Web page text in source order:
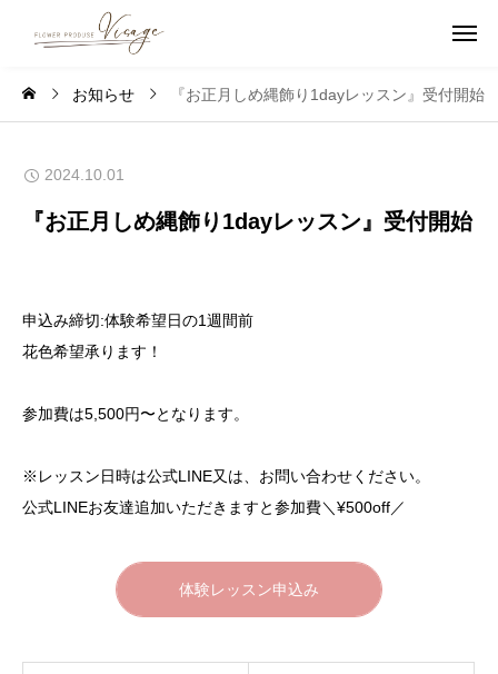
お知らせ 『お正月しめ縄飾り1dayレッスン』受付開始
2024.10.01
『お正月しめ縄飾り1dayレッスン』受付開始
申込み締切:体験希望日の1週間前
花色希望承ります！
参加費は5,500円〜となります。
※レッスン日時は公式LINE又は、お問い合わせください。
公式LINEお友達追加いただきますと参加費＼¥500off／
体験レッスン申込み